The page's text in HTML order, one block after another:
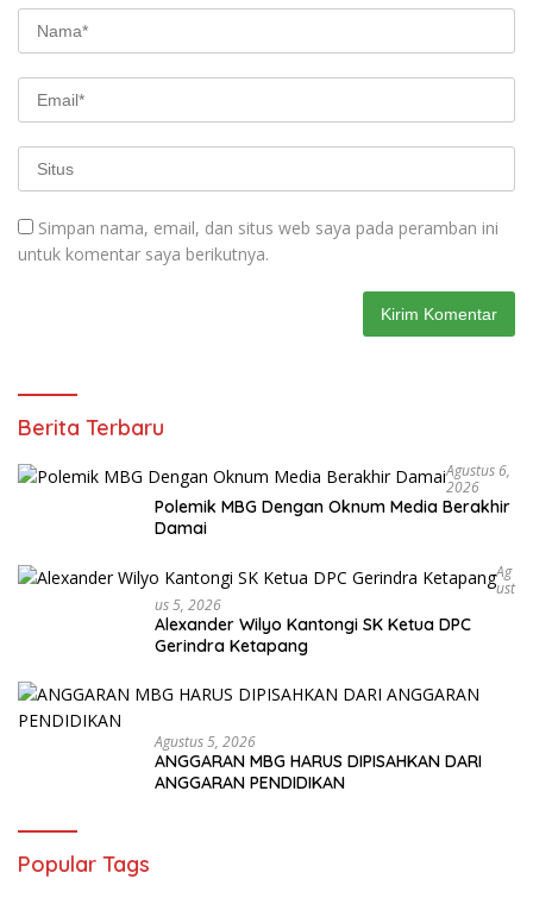
Simpan nama, email, dan situs web saya pada peramban ini
untuk komentar saya berikutnya.
Berita Terbaru
Agustus 6,
2026
Polemik MBG Dengan Oknum Media Berakhir
Damai
Ag
Ust
Us 5, 2026
Alexander Wilyo Kantongi SK Ketua DPC
Gerindra Ketapang
Agustus 5, 2026
ANGGARAN MBG HARUS DIPISAHKAN DARI
ANGGARAN PENDIDIKAN
Popular Tags